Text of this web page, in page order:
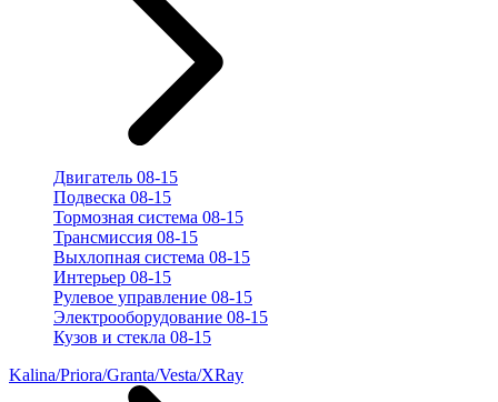
Двигатель 08-15
Подвеска 08-15
Тормозная система 08-15
Трансмиссия 08-15
Выхлопная система 08-15
Интерьер 08-15
Рулевое управление 08-15
Электрооборудование 08-15
Кузов и стекла 08-15
Kalina/Priora/Granta/Vesta/XRay